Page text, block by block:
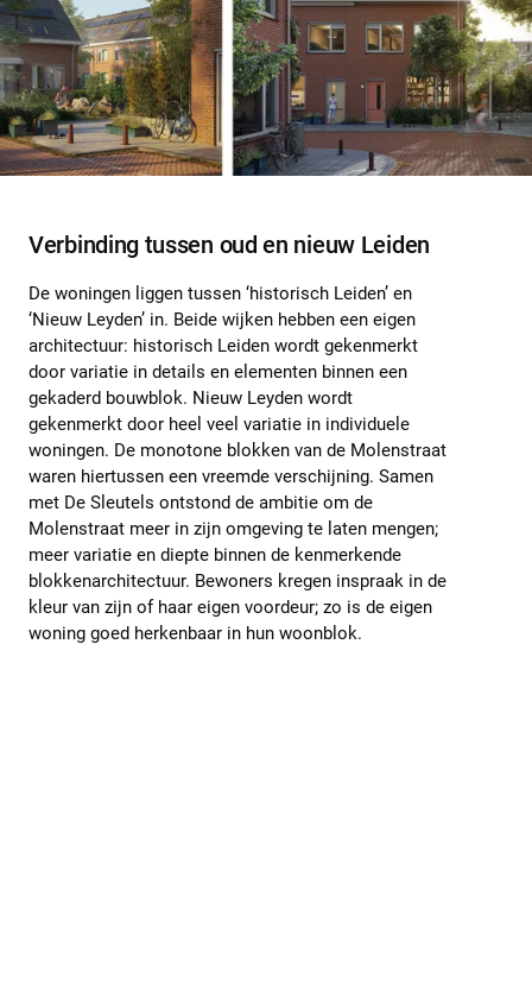
Verbinding tussen oud en nieuw Leiden
De woningen liggen tussen ‘historisch Leiden’ en
‘Nieuw Leyden’ in. Beide wijken hebben een eigen
architectuur: historisch Leiden wordt gekenmerkt
door variatie in details en elementen binnen een
gekaderd bouwblok. Nieuw Leyden wordt
gekenmerkt door heel veel variatie in individuele
woningen. De monotone blokken van de Molenstraat
waren hiertussen een vreemde verschijning. Samen
met De Sleutels ontstond de ambitie om de
Molenstraat meer in zijn omgeving te laten mengen;
meer variatie en diepte binnen de kenmerkende
blokkenarchitectuur. Bewoners kregen inspraak in de
kleur van zijn of haar eigen voordeur; zo is de eigen
woning goed herkenbaar in hun woonblok.